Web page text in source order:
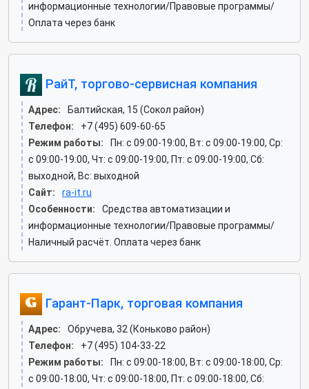
информационные технологии/Правовые программы/
Оплата через банк
РайТ, торгово-сервисная компания
Адрес:
Балтийская, 15 (Сокол район)
Телефон:
+7 (495) 609-60-65
Режим работы:
Пн: c 09:00-19:00, Вт: c 09:00-19:00, Ср:
c 09:00-19:00, Чт: c 09:00-19:00, Пт: c 09:00-19:00, Сб:
выходной, Вс: выходной
Сайт:
ra-it.ru
Особенности:
Средства автоматизации и
информационные технологии/Правовые программы/
Наличный расчёт. Оплата через банк
Гарант-Парк, торговая компания
Адрес:
Обручева, 32 (Коньково район)
Телефон:
+7 (495) 104-33-22
Режим работы:
Пн: c 09:00-18:00, Вт: c 09:00-18:00, Ср:
c 09:00-18:00, Чт: c 09:00-18:00, Пт: c 09:00-18:00, Сб: